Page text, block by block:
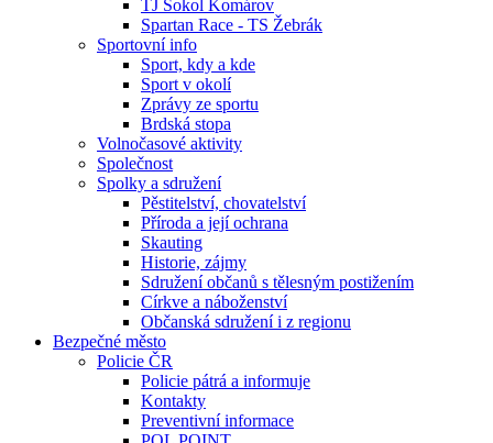
TJ Sokol Komárov
Spartan Race - TS Žebrák
Sportovní info
Sport, kdy a kde
Sport v okolí
Zprávy ze sportu
Brdská stopa
Volnočasové aktivity
Společnost
Spolky a sdružení
Pěstitelství, chovatelství
Příroda a její ochrana
Skauting
Historie, zájmy
Sdružení občanů s tělesným postižením
Církve a náboženství
Občanská sdružení i z regionu
Bezpečné město
Policie ČR
Policie pátrá a informuje
Kontakty
Preventivní informace